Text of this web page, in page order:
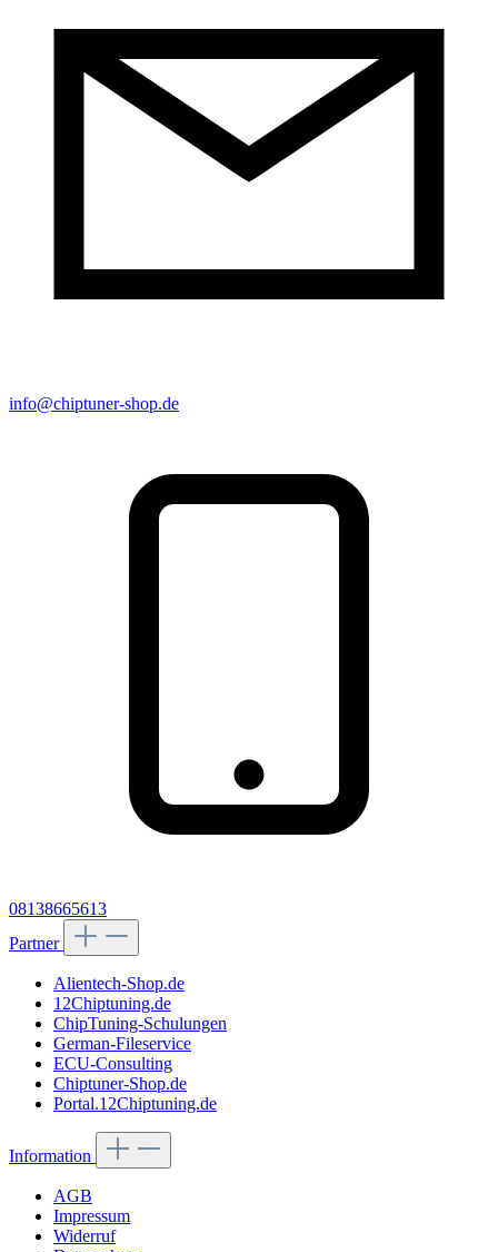
info@chiptuner-shop.de
08138665613
Partner
Alientech-Shop.de
12Chiptuning.de
ChipTuning-Schulungen
German-Fileservice
ECU-Consulting
Chiptuner-Shop.de
Portal.12Chiptuning.de
Information
AGB
Impressum
Widerruf